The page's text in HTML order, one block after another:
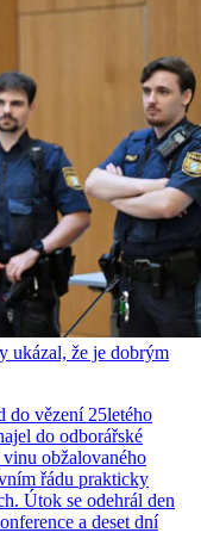
ukázal, že je dobrým
do vězení 25letého
do odborářské
obžalovaného
řádu prakticky
Útok se odehrál den
a deset dní